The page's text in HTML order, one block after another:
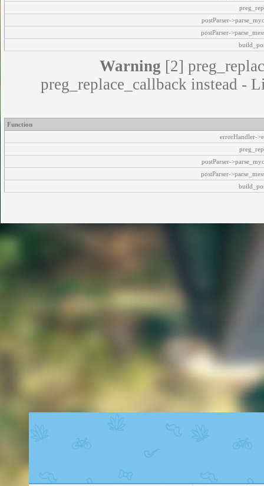
postParser-
postParser-
Warning [2]
preg_replace_callback instead -
Function
errorHandler-
postParser-
postParser-